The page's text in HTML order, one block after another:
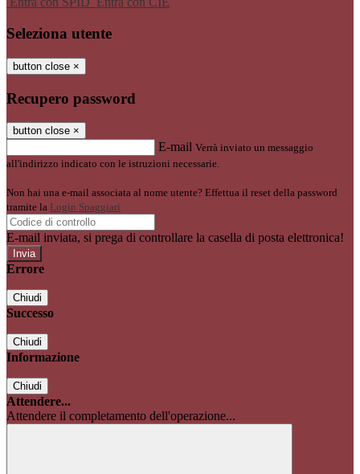
Seleziona utente
button close ×
Recupero password
button close ×
E-mail Verrà inviato un messaggio
all'indirizzo indicato con le istruzioni necessarie.
Non hai una e-mail associata al nome utente? Effettua il reset della password
tramite la Login Spaggiari
E-mail inviata, si prega di controllare la casella di posta elettronica!
Errore
Chiudi
Successo
Chiudi
Informazione
Chiudi
Attendere...
Attendere il completamento dell'operazione...